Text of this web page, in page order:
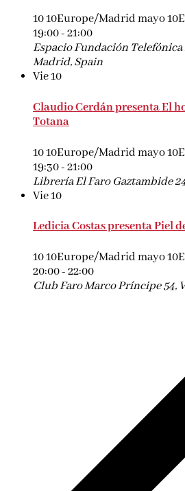
10 10Europe/Madrid mayo
19:00-21:00
Espacio Fundación Telefónica
Madrid, Spain
Vie10
Claudio Cerdán presenta El
Totana
10 10Europe/Madrid mayo
19:30-21:00
Librería El FaroGaztambide
Vie10
Ledicia Costas presenta Piel
10 10Europe/Madrid mayo
20:00-22:00
Club Faro MarcoPríncipe 54,